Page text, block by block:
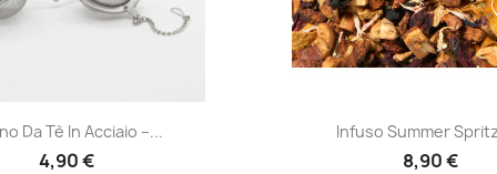
Anteprima
Da Tè In Acciaio –...
4,90 €
Anteprima
Infuso Summer
8,90 €